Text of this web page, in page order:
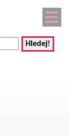
Hledej!